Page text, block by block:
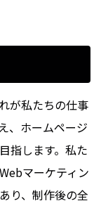
が私たちの仕事
、ホームページ
指します。私た
マーケティン
り、制作後の全